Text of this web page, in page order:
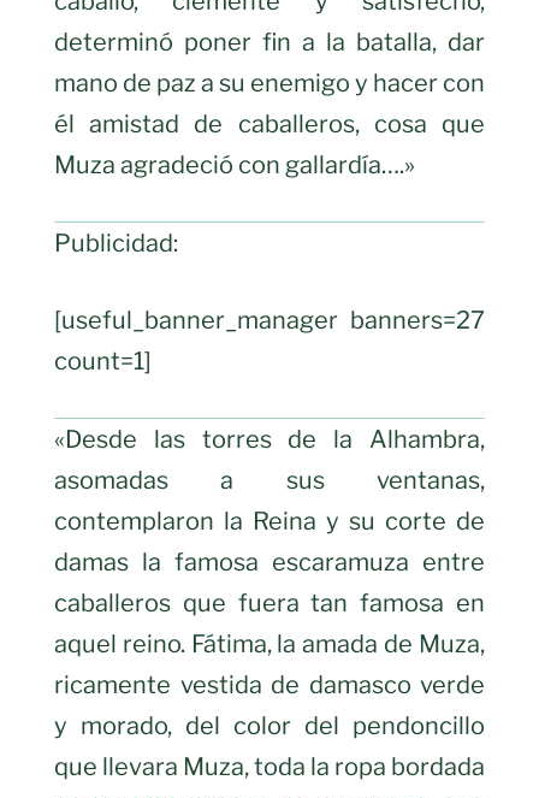
determinó poner fin a la batalla, dar
mano de paz a su enemigo y hacer con
él amistad de caballeros, cosa que
Muza agradeció con gallardía….»
Publicidad:
[useful_banner_manager banners=27
count=1]
«Desde las torres de la Alhambra,
asomadas a sus ventanas,
contemplaron la Reina y su corte de
damas la famosa escaramuza entre
caballeros que fuera tan famosa en
aquel reino. Fátima, la amada de Muza,
ricamente vestida de damasco verde
y morado, del color del pendoncillo
que llevara Muza, toda la ropa bordada